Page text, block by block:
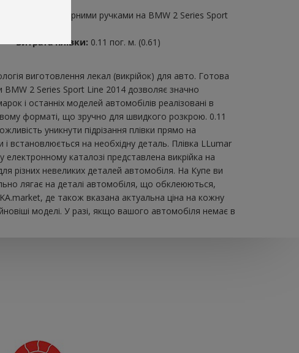
Місця під дверними ручками на BMW 2 Series Sport
Витрата плівки: 0.11 пог. м. (0.61)
виготовлення лекал (викрійок) для авто. Готова
BMW 2 Series Sport Line 2014 дозволяє значно
і останніх моделей автомобілів реалізовані в
форматі, що зручно для швидкого розкрою. 0.11
уникнути підрізання плівки прямо на
встановлюється на необхідну деталь. Плівка LLumar
каталозі представлена ​​викрійка на
різних невеликих деталей автомобіля. На Купе ви
лягає на деталі автомобіля, що обклеюються,
де також вказана актуальна ціна на кожну
моделі. У разі, якщо вашого автомобіля немає в